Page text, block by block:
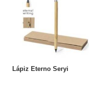
Lápiz Eterno Seryi